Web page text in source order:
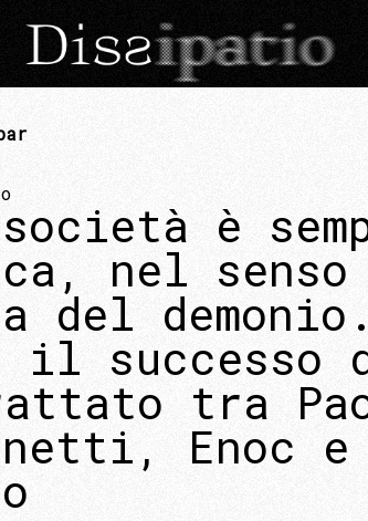
è
nel senso
del
successo
tra
Enoc